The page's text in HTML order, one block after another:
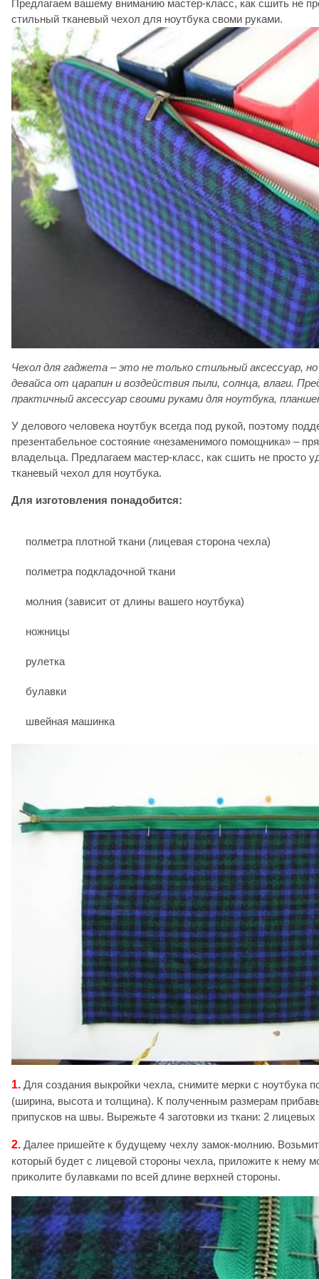
Предлагаем вашему вниманию мастер-класс, как сшить не
стильный тканевый чехол для ноутбука своми руками.
Чехол для гаджета – это не только стильный аксессуар,
девайса от царапин и воздействия пыли, солнца, влаги.
практичный аксессуар своими руками для ноутбука,
У делового человека ноутбук всегда под рукой, поэтому
презентабельное состояние «незаменимого помощника» –
владельца. Предлагаем мастер-класс, как сшить не просто
тканевый чехол для ноутбука.
Для изготовления понадобится:
полметра плотной ткани (лицевая сторона чехла)
полметра подкладочной ткани
молния (зависит от длины вашего ноутбука)
ножницы
рулетка
булавки
швейная машинка
1. Для создания выкройки чехла, снимите мерки с ноутбука
(ширина, высота и толщина). К полученным размерам
припусков на швы. Вырежьте 4 заготовки из ткани: 2
2. Далее пришейте к будущему чехлу замок-молнию.
который будет с лицевой стороны чехла, приложите к нему
приколите булавками по всей длине верхней стороны.